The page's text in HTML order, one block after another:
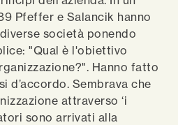
Pfeffer e Salancik hanno
società ponendo
"Qual è l'obiettivo
Hanno fatto
d’accordo. Sembrava che
attraverso ‘i
sono arrivati alla